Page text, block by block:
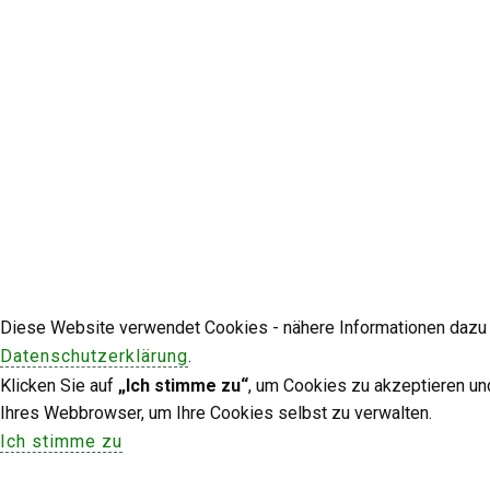
Diese Website verwendet Cookies - nähere Informationen
Datenschutzerklärung.
Klicken Sie auf „Ich stimme zu“, um Cookies zu akzeptieren
Ihres Webbrowser, um Ihre Cookies selbst zu verwalten.
Ich stimme zu